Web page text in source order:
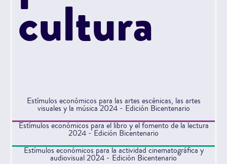
cultura
Estímulos económicos para las artes escénicas, las artes
visuales y la música 2024 - Edición Bicentenario
Estímulos económicos para el libro y el fomento de la lectura
2024 - Edición Bicentenario
Estímulos económicos para la actividad cinematográfica y
audiovisual 2024 - Edición Bicentenario